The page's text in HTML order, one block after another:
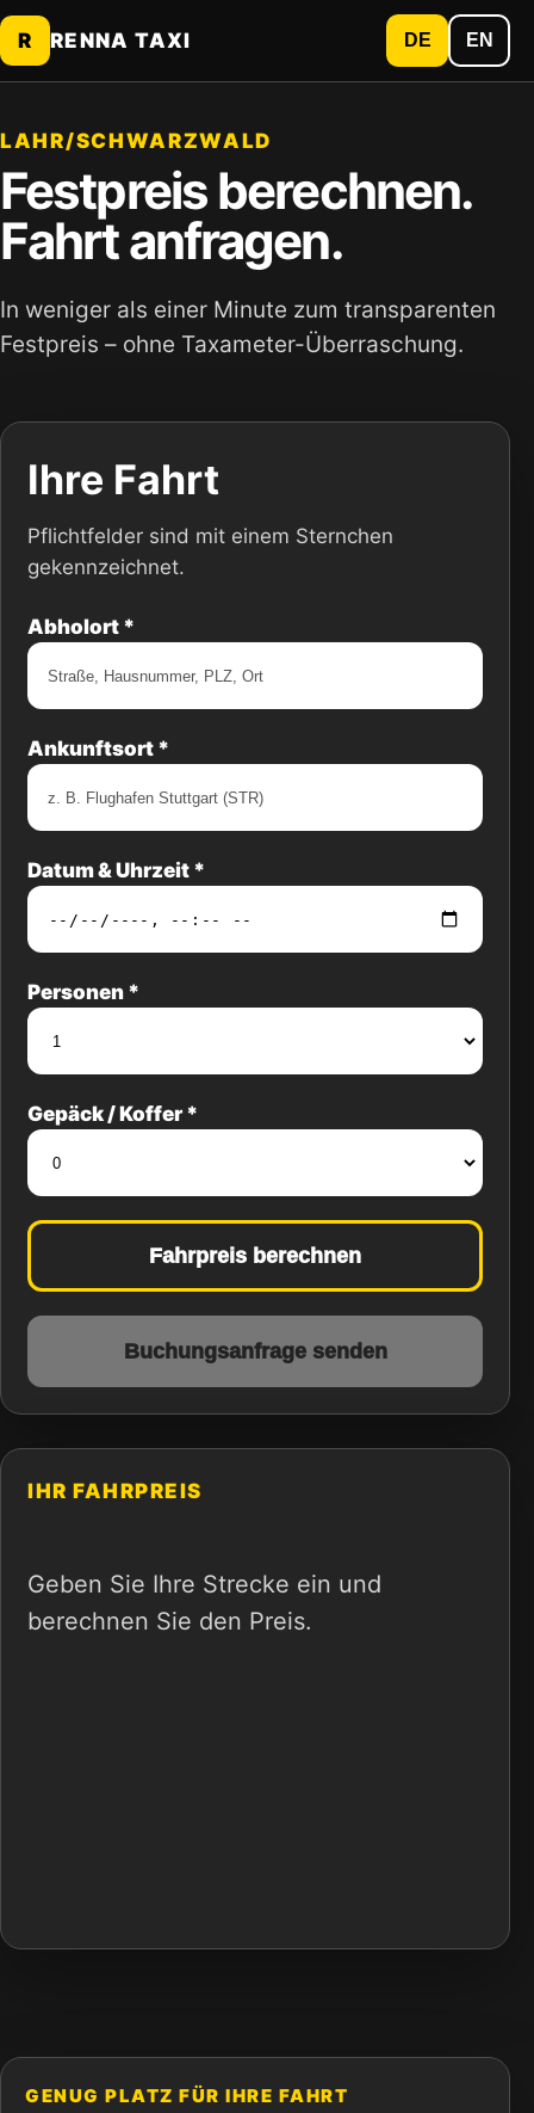
R RENNA TAXI DE EN
LAHR/SCHWARZWALD
Festpreis berechnen.
Fahrt anfragen.
In weniger als einer Minute zum transparenten
Festpreis – ohne Taxameter-Überraschung.
Ihre Fahrt
Pflichtfelder sind mit einem Sternchen
gekennzeichnet.
Abholort *
Ankunftsort *
Datum & Uhrzeit *
Personen *
Gepäck / Koffer *
Fahrpreis berechnen
Buchungsanfrage senden
IHR FAHRPREIS
Geben Sie Ihre Strecke ein und
berechnen Sie den Preis.
GENUG PLATZ FÜR IHRE FAHRT